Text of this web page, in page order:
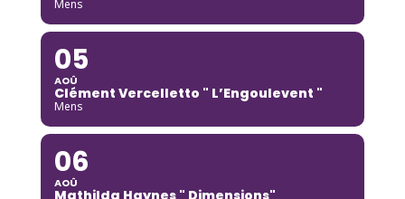
Mens
05
AOÛ
Clément Vercelletto " L’Engoulevent "
Mens
06
AOÛ
Mathilda Haynes " Dimensions"